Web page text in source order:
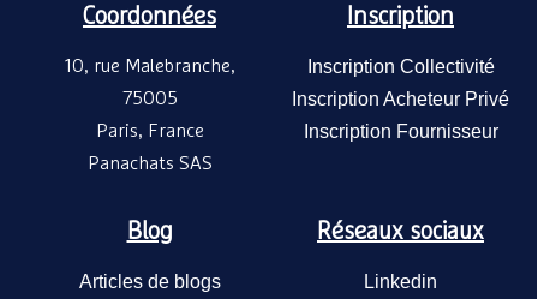
Coordonnées
10, rue Malebranche,
75005
Paris, France
Panachats SAS
Inscription
Inscription Collectivité
Inscription Acheteur Privé
Inscription Fournisseur
Blog
Articles de blogs
Réseaux sociaux
Linkedin